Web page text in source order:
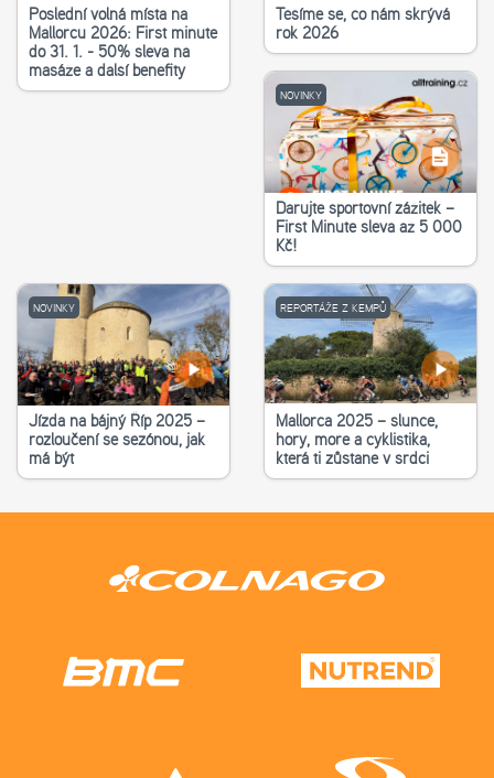
Poslední volná místa na
Mallorcu 2026: First minute
do 31. 1. - 50% sleva na
masáže a další benefity
Těšíme se, co nám skrývá
rok 2026
NOVINKY
Darujte sportovní zážitek –
First Minute sleva až 5 000
Kč!
NOVINKY
Jízda na bájný Říp 2025 –
rozloučení se sezónou, jak
má být
REPORTÁŽE Z KEMPŮ
Mallorca 2025 – slunce,
hory, moře a cyklistika,
která ti zůstane v srdci